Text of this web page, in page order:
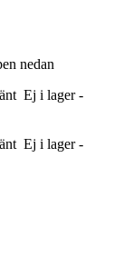
nedan
Ej i lager -
Ej i lager -